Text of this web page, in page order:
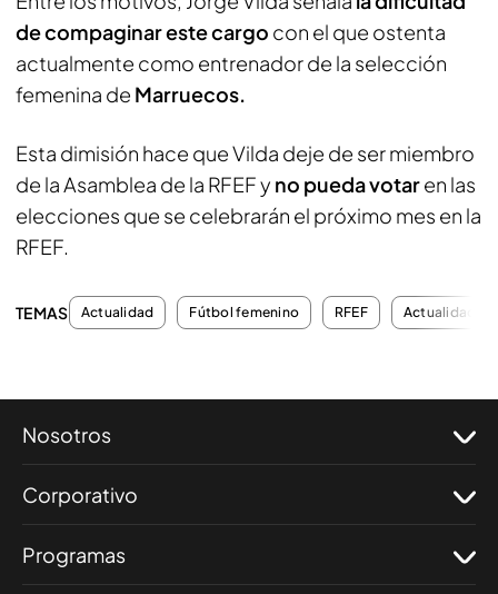
de compaginar este cargo con el que ostenta
actualmente como entrenador de la selección
femenina de Marruecos.
Esta dimisión hace que Vilda deje de ser miembro
de la Asamblea de la RFEF y no pueda votaren las
elecciones que se celebrarán el próximo mes en la
RFEF.
TEMAS Actualidad Fútbol femenino RFEF Actualidad
Nosotros
Corporativo
Programas